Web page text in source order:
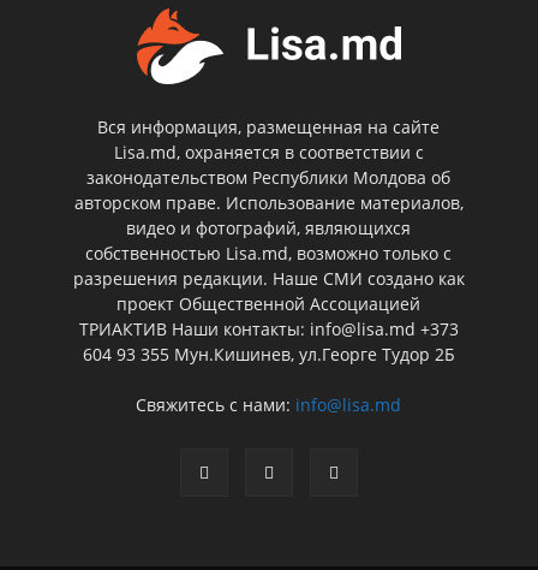
Вся информация, размещенная на сайте
Lisa.md, охраняется в соответствии с
законодательством Республики Молдова об
авторском праве. Использование материалов,
видео и фотографий, являющихся
собственностью Lisa.md, возможно только с
разрешения редакции. Наше СМИ создано как
проект Общественной Ассоциацией
ТРИАКТИВ Наши контакты: info@lisa.md +373
604 93 355 Мун.Кишинев, ул.Георге Тудор 2Б
Свяжитесь с нами: info@lisa.md